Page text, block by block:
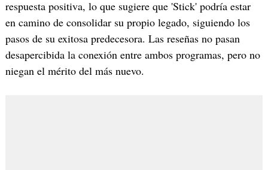
respuesta positiva, lo que sugiere que 'Stick' podría estar
en camino de consolidar su propio legado, siguiendo los
pasos de su exitosa predecesora. Las reseñas no pasan
desapercibida la conexión entre ambos programas, pero no
niegan el mérito del más nuevo.